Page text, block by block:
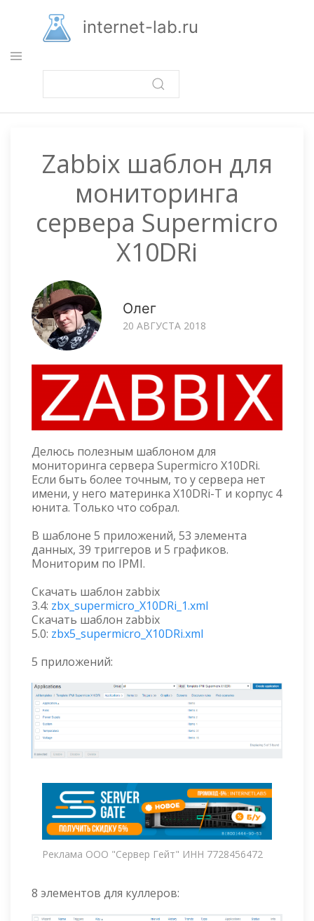
основному
содержанию
internet-lab.ru
Zabbix шаблон для
мониторинга
сервера Supermicro
X10DRi
Олег
20 АВГУСТА 2018
Делюсь полезным шаблоном для
мониторинга сервера Supermicro X10DRi.
Если быть более точным, то у сервера нет
имени, у него материнка X10DRi-T и корпус 4
юнита. Только что собрал.
В шаблоне 5 приложений, 53 элемента
данных, 39 триггеров и 5 графиков.
Мониторим по IPMI.
Скачать шаблон zabbix
3.4: zbx_supermicro_X10DRi_1.xml
Скачать шаблон zabbix
5.0: zbx5_supermicro_X10DRi.xml
5 приложений:
Реклама ООО "Сервер Гейт" ИНН 7728456472
8 элементов для куллеров: